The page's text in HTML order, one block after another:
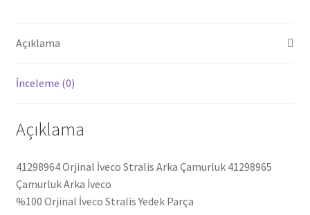
Açıklama
İnceleme (0)
Açıklama
41298964 Orjinal İveco Stralis Arka Çamurluk 41298965
Çamurluk Arka İveco
%100 Orjinal İveco Stralis Yedek Parça